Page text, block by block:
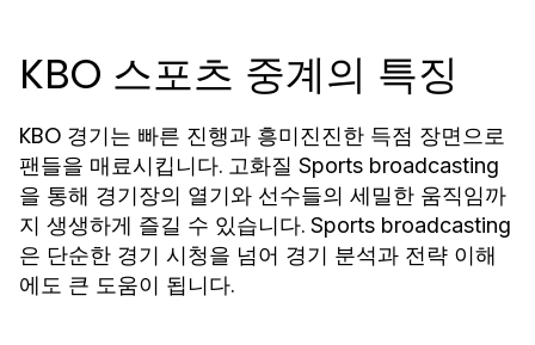
KBO 스포츠 중계의 특징
KBO 경기는 빠른 진행과 흥미진진한 득점 장면으로
팬들을 매료시킵니다. 고화질 Sports broadcasting
을 통해 경기장의 열기와 선수들의 세밀한 움직임까
지 생생하게 즐길 수 있습니다. Sports broadcasting
은 단순한 경기 시청을 넘어 경기 분석과 전략 이해
에도 큰 도움이 됩니다.